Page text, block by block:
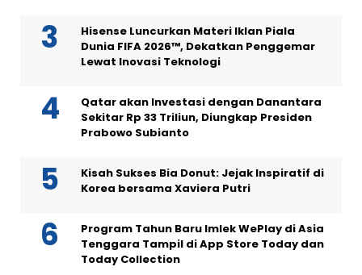
Hisense Luncurkan Materi Iklan Piala
Dunia FIFA 2026™, Dekatkan Penggemar
Lewat Inovasi Teknologi
Qatar akan Investasi dengan Danantara
Sekitar Rp 33 Triliun, Diungkap Presiden
Prabowo Subianto
Kisah Sukses Bia Donut: Jejak Inspiratif di
Korea bersama Xaviera Putri
Program Tahun Baru Imlek WePlay di Asia
Tenggara Tampil di App Store Today dan
Today Collection